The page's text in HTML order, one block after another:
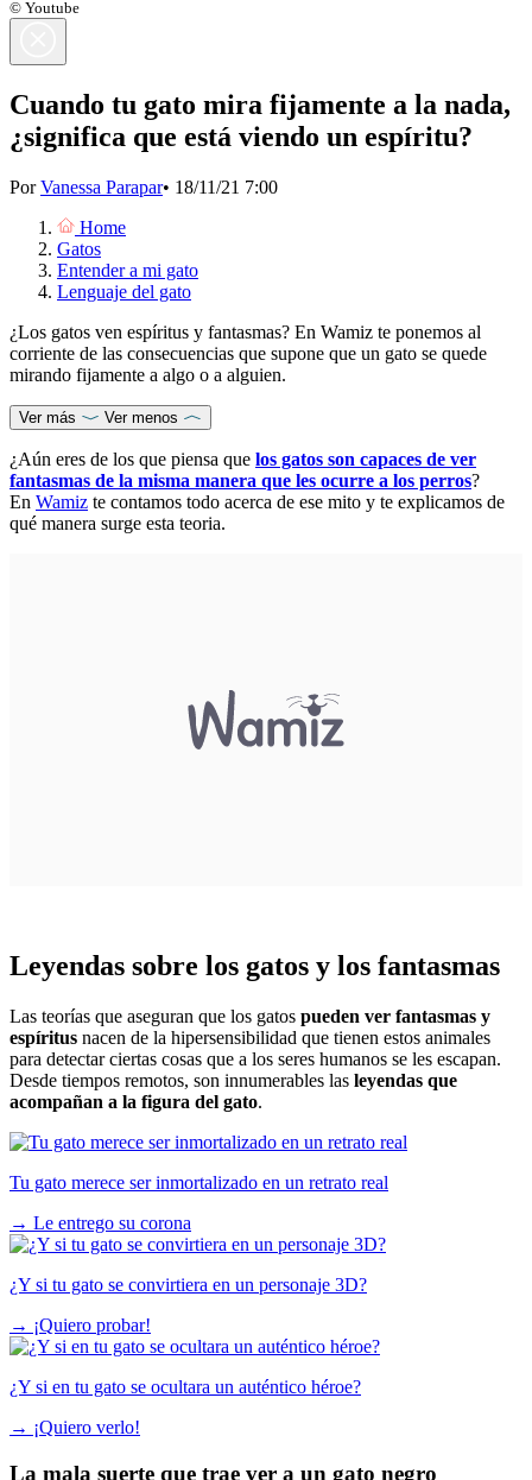
© Youtube
Cuando tu gato mira fijamente a la nada,
¿significa que está viendo un espíritu?
PorVanessa Parapar• 18/11/21 7:00
Home
Gatos
Entender a mi gato
Lenguaje del gato
¿Los gatos ven espíritus y fantasmas? En Wamiz te ponemos al
corriente de las consecuencias que supone que un gato se quede
mirando fijamente a algo o a alguien.
Ver más Ver menos
¿Aún eres de los que piensa que los gatos son capaces de ver
fantasmas de la misma manera que les ocurre a los perros?
En Wamiz te contamos todo acerca de ese mito y te explicamos de
qué manera surge esta teoria.
Leyendas sobre los gatos y los fantasmas
Las teorías que aseguran que los gatos pueden ver fantasmas y
espíritus nacen de la hipersensibilidad que tienen estos animales
para detectar ciertas cosas que a los seres humanos se les escapan.
Desde tiempos remotos, son innumerables las leyendas que
acompañan a la figura del gato.
Tu gato merece ser inmortalizado en un retrato real
→ Le entrego su corona
¿Y si tu gato se convirtiera en un personaje 3D?
→ ¡Quiero probar!
¿Y si en tu gato se ocultara un auténtico héroe?
→ ¡Quiero verlo!
La mala suerte que trae ver a un gato negro